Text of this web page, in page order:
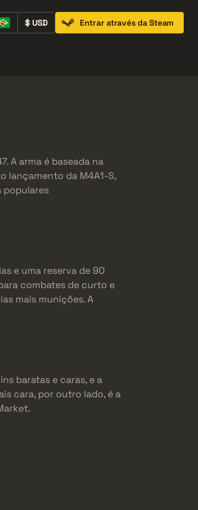
$ USD Entrar através da Steam
A arma é baseada na
lançamento da M4A1-S,
populares
e uma reserva de 90
combates de curto e
mais munições. A
baratas e caras, e a
cara, por outro lado, é a